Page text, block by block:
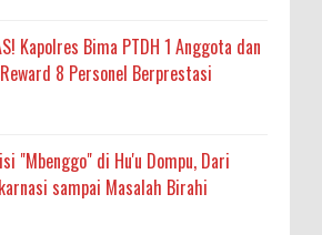
Kapolres Bima PTDH 1 Anggota dan
8 Personel Berprestasi
"Mbenggo" di Hu'u Dompu, Dari
sampai Masalah Birahi